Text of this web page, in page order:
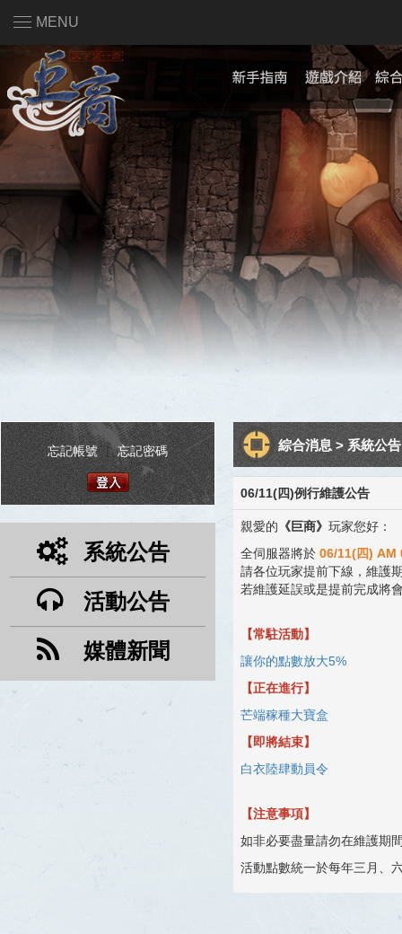
MENU
註冊會員
忘記帳號 | 忘記密碼
系統公告
活動公告
媒體新聞
綜合消息 > 系統公
06/11(四)例行維護公告
親愛的 《巨商》 玩家您好：
全伺服器將於 06/11(四) AM
請各位玩家提前下線，維護
若維護延誤或是提前完成將
【常駐活動】
讓你的點數放大5%
【正在進行】
芒端稼種大寶盒
【即將結束】
白衣陸肆動員令
【注意事項】
如非必要盡量請勿在維護期
活動點數統一於每年三月、